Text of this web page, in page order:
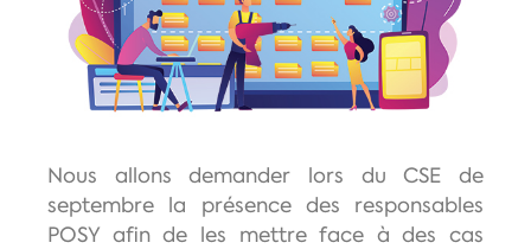
Nous allons demander lors du CSE de
septembre la présence des responsables
POSY afin de les mettre face à des cas